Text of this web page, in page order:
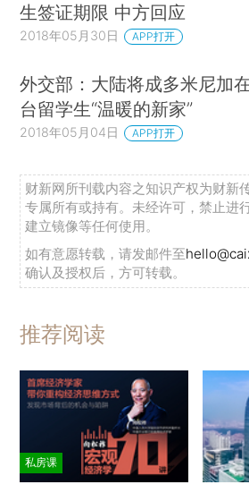
生签证期限 中方回应
2018年05月30日 APP打开
外交部：大陆将成多米尼加
台留学生“温暖的新家”
2018年05月04日 APP打开
财新网所刊载内容之知识产权为财新
专属所有或持有。未经许可，禁止进
建立镜像等任何使用。
如有意愿转载，请发邮件至
确认及授权后，方可转载。
推荐阅读
私房课